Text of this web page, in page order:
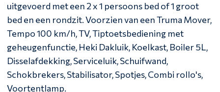
uitgevoerd met een 2 x 1 persoons bed of 1 groot
bed en een rondzit. Voorzien van een Truma Mover,
Tempo 100 km/h, TV, Tiptoetsbediening met
geheugenfunctie, Heki Dakluik, Koelkast, Boiler 5L,
Disselafdekking, Serviceluik, Schuifwand,
Schokbrekers, Stabilisator, Spotjes, Combi rollo's,
Voortentlamp.